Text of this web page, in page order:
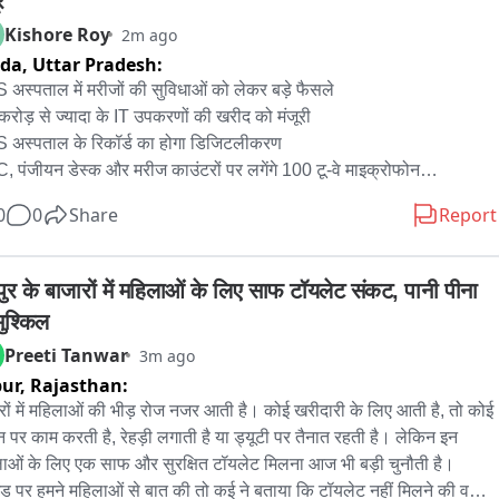
food items from several hotels:
Lalit Ashok (Annex South): 76 kg of meat, 200 kg of
and 32 litres of expired milk.
La Bengaluru: 15 kg of meat.
Seasons Hotel Bengaluru: 19 kg of meat.
Bengaluru Whitefield: 3 kg of expired bakery products.
72 kg of meat and fish.
has directed all food business operators to strictly
with food safety regulations and warned that stringent legal
will follow wherever violations are confirmed.
about the raids Health minister UT khader said that the
were to ensure that even the top tier hotels follow food safety
Kishore Roy 2m ago
Uttar Pradesh:
अस्पताल में मरीजों की सुविधाओं को लेकर बड़े फैसले
से ज्यादा के IT उपकरणों की खरीद को मंजूरी
अस्पताल के रिकॉर्ड का होगा डिजिटलीकरण
पंजीयन डेस्क और मरीज काउंटरों पर लगेंगे 100 टू-वे माइक्रोफोन
हेड्स को छोटे खर्चों के लिए वित्तीय अधिकार
में एडवांस्ड एनेस्थीसिया वर्कस्टेशन सहित आधुनिक उपकरणों की खरीद को
एंड ऑर्थोपेडिक इंस्टीट्यूट में PM राहत काउंटर के संचालन को मंजूरी
और सफाई कर्मचारियों के लिए 25% हाई-रिस्क अलाउंस पर विचार
अस्पताल कॉटेज के किराये में 10% बढ़ोतरी का फैसला
को बेहतर और तकनीक आधारित स्वास्थ्य सेवाएं देने पर फोकस
0 Share Report
के बाजारों में महिलाओं के लिए साफ टॉयलेट संकट, पानी पीना
Preeti Tanwar 3m ago
Rajasthan:
में महिलाओं की भीड़ रोज नजर आती है। कोई खरीदारी के लिए आती है, तो कोई
पर काम करती है, रेहड़ी लगाती है या ड्यूटी पर तैनात रहती है। लेकिन इन
के लिए एक साफ और सुरक्षित टॉयलेट मिलना आज भी बड़ी चुनौती है।
पर हमने महिलाओं से बात की तो कई ने बताया कि टॉयलेट नहीं मिलने की वजह